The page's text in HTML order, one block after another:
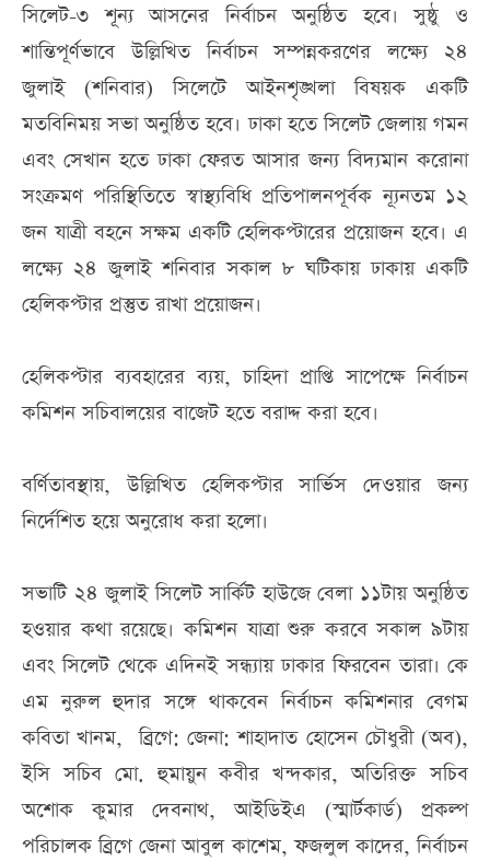
সিলেট-৩ শূন্য আসনের নির্বাচন অনুষ্ঠিত হবে। সুষ্ঠু ও
শান্তিপূর্ণভাবে উল্লিখিত নির্বাচন সম্পন্নকরণের লক্ষ্যে ২৪
জুলাই (শনিবার) সিলেটে আইনশৃঙ্খলা বিষয়ক একটি
মতবিনিময় সভা অনুষ্ঠিত হবে। ঢাকা হতে সিলেট জেলায় গমন
এবং সেখান হতে ঢাকা ফেরত আসার জন্য বিদ্যমান করোনা
সংক্রমণ পরিস্থিতিতে স্বাস্থ্যবিধি প্রতিপালনপূর্বক ন্যূনতম ১২
জন যাত্রী বহনে সক্ষম একটি হেলিকপ্টারের প্রয়োজন হবে। এ
লক্ষ্যে ২৪ জুলাই শনিবার সকাল ৮ ঘটিকায় ঢাকায় একটি
হেলিকপ্টার প্রস্তুত রাখা প্রয়োজন।
হেলিকপ্টার ব্যবহারের ব্যয়, চাহিদা প্রাপ্তি সাপেক্ষে নির্বাচন
কমিশন সচিবালয়ের বাজেট হতে বরাদ্দ করা হবে।
বর্ণিতাবস্থায়, উল্লিখিত হেলিকপ্টার সার্ভিস দেওয়ার জন্য
নির্দেশিত হয়ে অনুরোধ করা হলো।
সভাটি ২৪ জুলাই সিলেট সার্কিট হাউজে বেলা ১১টায় অনুষ্ঠিত
হওয়ার কথা রয়েছে। কমিশন যাত্রা শুরু করবে সকাল ৯টায়
এবং সিলেট থেকে এদিনই সন্ধ্যায় ঢাকার ফিরবেন তারা। কে
এম নুরুল হুদার সঙ্গে থাকবেন নির্বাচন কমিশনার বেগম
কবিতা খানম, ব্রিগে: জেনা: শাহাদাত হোসেন চৌধুরী (অব),
ইসি সচিব মো. হুমায়ুন কবীর খন্দকার, অতিরিক্ত সচিব
অশোক কুমার দেবনাথ, আইডিইএ (স্মার্টকার্ড) প্রকল্প
পরিচালক ব্রিগে জেনা আবুল কাশেম, ফজলুল কাদের, নির্বাচন